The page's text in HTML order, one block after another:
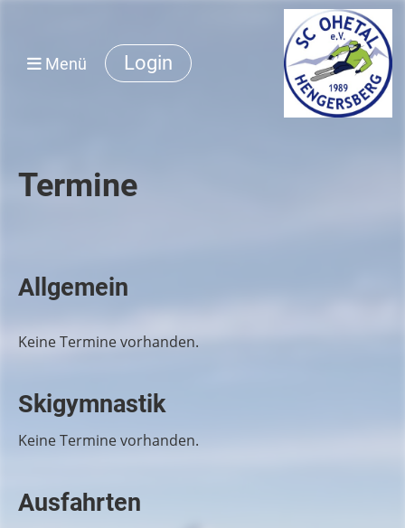
Login
Menü
Termine
Allgemein
Keine Termine vorhanden.
Skigymnastik
Keine Termine vorhanden.
Ausfahrten